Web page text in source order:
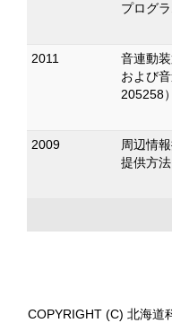
プログ
2011
音連動
および
205258）
2009
周辺情
提供方
COPYRIGHT (C) 北海道